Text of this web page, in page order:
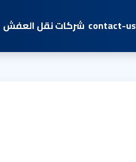
contact-us شركات نقل العفش